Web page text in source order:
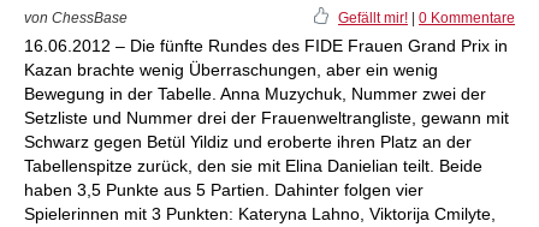
von ChessBase Gefällt mir! 0 Kommentare
16.06.2012 – Die fünfte Rundes des FIDE Frauen Grand Prix in
Kazan brachte wenig Überraschungen, aber ein wenig
Bewegung in der Tabelle. Anna Muzychuk, Nummer zwei der
Setzliste und Nummer drei der Frauenweltrangliste, gewann mit
Schwarz gegen Betül Yildiz und eroberte ihren Platz an der
Tabellenspitze zurück, den sie mit Elina Danielian teilt. Beide
haben 3,5 Punkte aus 5 Partien. Dahinter folgen vier
Spielerinnen mit 3 Punkten: Kateryna Lahno, Viktorija Cmilyte,